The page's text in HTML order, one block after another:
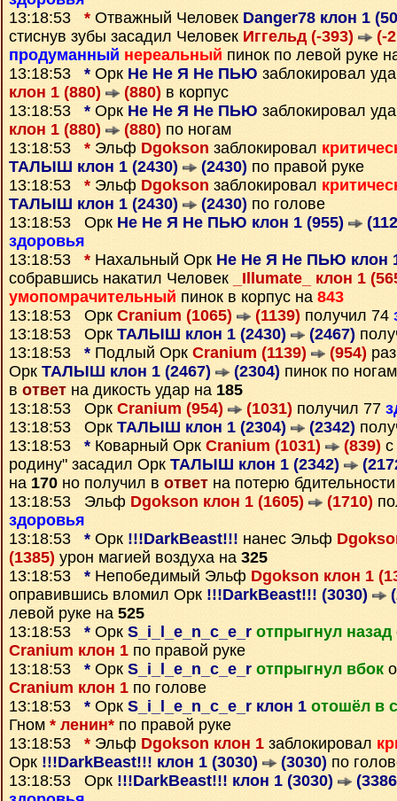
13:18:53 * Отважный Человек Danger78 клон 1
стиснув зубы засадил Человек Иггельд (-393)
(-
продуманный нереальный пинок по левой руке
13:18:53 * Орк Не Не Я Не ПЬЮ заблокировал
клон 1 (880)
(880) в корпус
13:18:53 * Орк Не Не Я Не ПЬЮ заблокировал
клон 1 (880)
(880) по ногам
13:18:53 * Эльф Dgokson заблокировал
ТАЛЫШ клон 1 (2430)
(2430) по правой руке
13:18:53 * Эльф Dgokson заблокировал
ТАЛЫШ клон 1 (2430)
(2430) по голове
13:18:53 Орк Не Не Я Не ПЬЮ клон 1 (955)
здоровья
13:18:53 * Нахальный Орк Не Не Я Не ПЬЮ клон
собравшись накатил Человек
_Illumate_ клон 1
умопомрачительный пинок в корпус на 843
13:18:53 Орк Cranium (1065) (1139) получил 74
13:18:53 Орк ТАЛЫШ клон 1 (2430) (2467)
13:18:53 * Подлый Орк Cranium (1139) (954)
Орк ТАЛЫШ клон 1 (2467) (2304) пинок по
в ответ на дикость удар на 185
13:18:53 Орк Cranium (954) (1031) получил 77
13:18:53 Орк ТАЛЫШ клон 1 (2304) (2342)
13:18:53 * Коварный Орк Cranium (1031) (839) с
родину" засадил Орк ТАЛЫШ клон 1 (2342)
на 170 но получил в ответ на потерю
13:18:53 Эльф Dgokson клон 1 (1605) (1710)
здоровья
13:18:53 * Орк !!!DarkBeast!!! нанес Эльф
(1385) урон магией воздуха на 325
13:18:53 * Непобедимый Эльф Dgokson клон 1
оправившись вломил Орк !!!DarkBeast!!! (3030)
левой руке на 525
13:18:53 * Орк S_i_l_e_n_c_e_r отпрыгнул назад
Cranium клон 1 по правой руке
13:18:53 * Орк S_i_l_e_n_c_e_r отпрыгнул вбок
Cranium клон 1 по голове
13:18:53 * Орк S_i_l_e_n_c_e_r клон 1 отошёл в
Гном * ленин* по правой руке
13:18:53 * Эльф Dgokson клон 1 заблокировал
Орк !!!DarkBeast!!! клон 1 (3030) (3030) по
13:18:53 Орк !!!DarkBeast!!! клон 1 (3030)